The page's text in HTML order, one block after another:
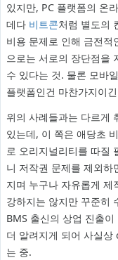
있지만, PC 플랫폼의 온
데다 비트콘처럼 별도의
비용 문제로 인해 금전적
으로는 서로의 장단점을
수 있다는 것. 물론 모바
플랫폼인건 마찬가지이
위의 사례들과는 다르게
있는데, 이 쪽은 애당초
로 오리지널리티를 따질
니 저작권 문제를 제외하
지며 누구나 자유롭게 제
강하지는 않지만 꾸준히
BMS 출신의 상업 진출
더 알려지게 되어 사실
는 중.